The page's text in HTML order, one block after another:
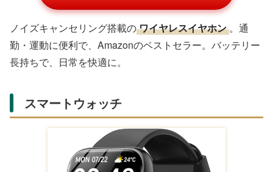
Amazonで購入する
フォーマルシーン向けの
入りで、楽天で高評価。シャツ姿の夫をスタイリッシュに
演出します。